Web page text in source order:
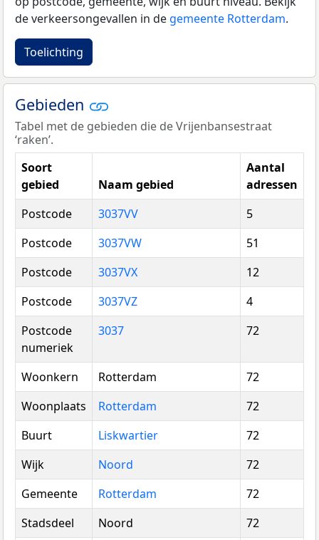
de verkeersongevallen in de gemeente Rotterdam.
Toelichting
Gebieden
Tabel met de gebieden die de Vrijenbansestraat
‘raken’.
Soort
gebied
Naam gebied
Aantal
adressen
Postcode
3037VV
5
Postcode
3037VW
51
Postcode
3037VX
12
Postcode
3037VZ
4
Postcode
numeriek
3037 72
Woonkern Rotterdam
72
Woonplaats
Rotterdam
72
Buurt
Liskwartier
72
Wijk
Noord
72
Gemeente
Rotterdam
72
Stadsdeel
Noord
72